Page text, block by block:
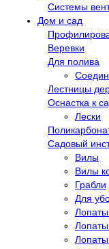
Системы
Дом и сад
Веревки
Для полива
Лестницы
Оснастка к
Лески
Садовый
Вилы
Вилы
Грабли
Для